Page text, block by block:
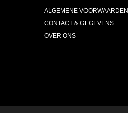
ALGEMENE VOORWAARDEN
CONTACT & GEGEVENS
OVER ONS